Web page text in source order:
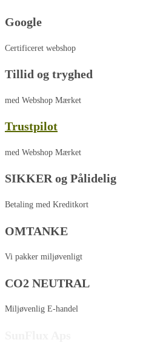
Google
Certificeret webshop
Tillid og tryghed
med Webshop Mærket
Trustpilot
med Webshop Mærket
SIKKER og Pålidelig
Betaling med Kreditkort
OMTANKE
Vi pakker miljøvenligt
CO2 NEUTRAL
Miljøvenlig E-handel